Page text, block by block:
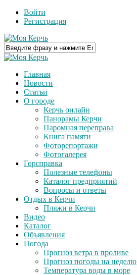
Войти
Регистрация
Главная
Новости
Статьи
О городе
Керчь онлайн
Панорамы Керчи
Паромная переправа
Книга памяти
Фоторепортажи
Фотогалерея
Горсправка
Полезные телефоны
Каталог предприятий
Вопросы и ответы
Отдых в Керчи
Пляжи в Керчи
Видео
Каталог
Объявления
Погода
Прогноз ветра в проливе
Прогноз погоды на неделю
Температура воды в море